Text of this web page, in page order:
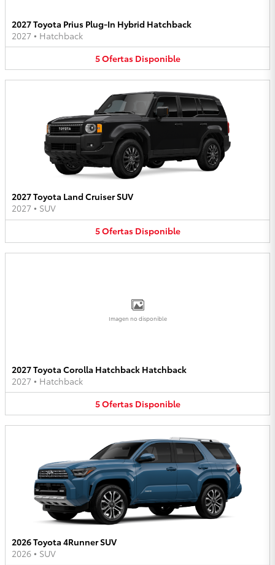
2027 Toyota Prius Plug-In Hybrid Hatchback
2027 • Hatchback
5Ofertas Disponible
2027 Toyota Land Cruiser SUV
2027 • SUV
5Ofertas Disponible
Imagen no disponible
2027 Toyota Corolla Hatchback Hatchback
2027 • Hatchback
5Ofertas Disponible
2026 Toyota 4Runner SUV
2026 • SUV